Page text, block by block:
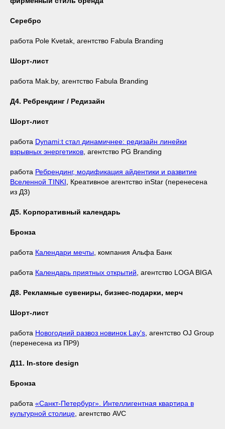
Серебро
работа Pole Kvetak, агентство Fabula Branding
Шорт-лист
работа Mak.by, агентство Fabula Branding
Д4. Ребрендинг / Редизайн
Шорт-лист
работа Dynami:t стал динамичнее: редизайн линейки
взрывных энергетиков , агентство PG Branding
работа Ребрендинг, модификация айдентики и развитие
Вселенной TINKI , Креативное агентство inStar (перенесена
из Д3)
Д5. Корпоративный календарь
Бронза
работа Календари мечты , компания Альфа Банк
работа Календарь приятных открытий , агентство LOGA BIGA
Д8. Рекламные сувениры, бизнес-подарки, мерч
Шорт-лист
работа Новогодний развоз новинок Lay's , агентство OJ Group
(перенесена из ПР9)
Д11. In-store design
Бронза
работа «Санкт-Петербург». Интеллигентная квартира в
культурной столице , агентство AVC